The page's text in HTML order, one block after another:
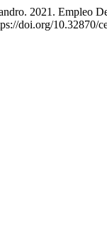
2021. Empleo
doi.org/10.32870/